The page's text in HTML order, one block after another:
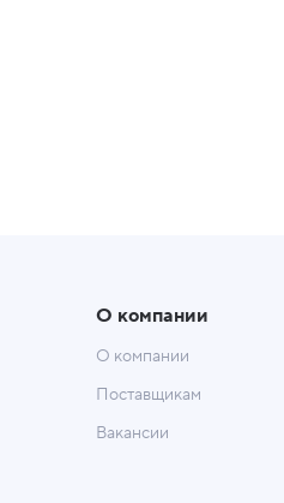
О компании
О компании
Поставщикам
Вакансии